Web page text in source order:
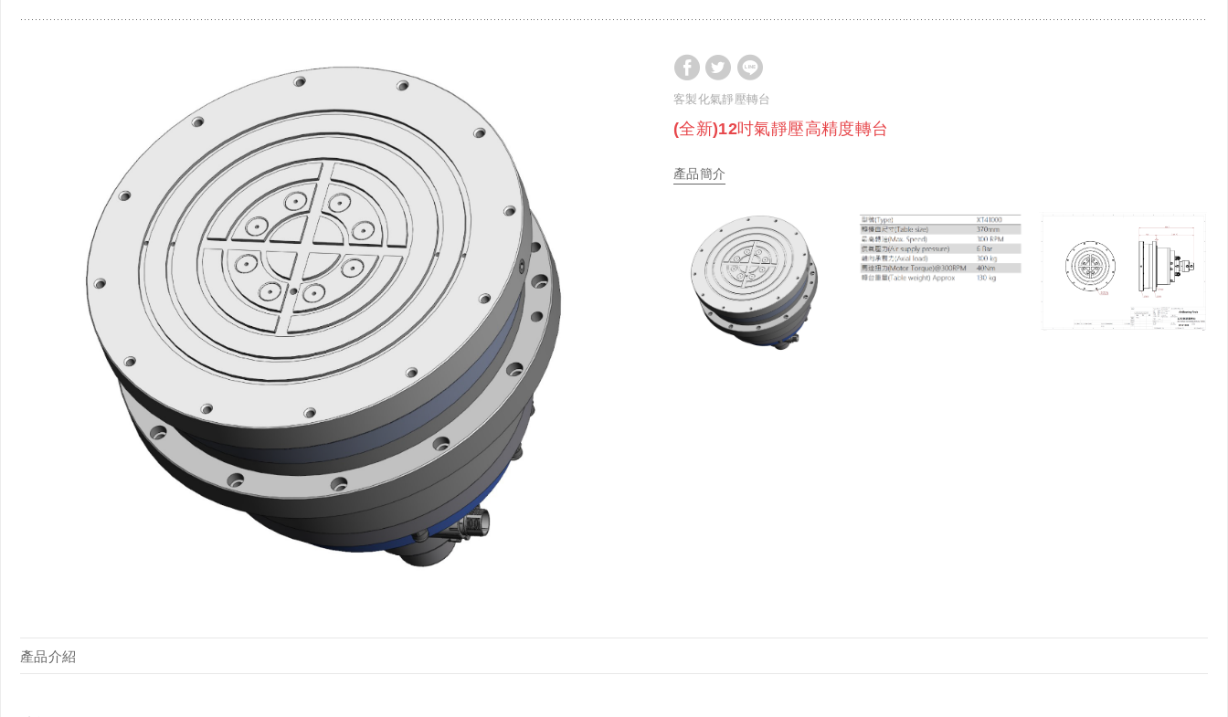
客製化氣靜壓轉台
(全新)12吋氣靜壓高精度轉台
產品簡介
產品介紹